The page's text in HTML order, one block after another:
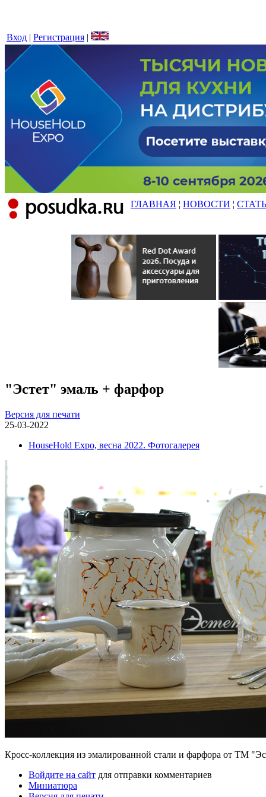
Вход | Регистрация |
ГЛАВНАЯ ¦ НОВОСТИ ¦
"Эстет" эмаль + фарфор
Версия для печати
25-03-2022
HouseHold Expo, весна 2022. Фотогалерея
Кросс-коллекция из эмалированной стали и фарфора от ТМ
Войдите на сайт для отправки комментариев
Миниатюра